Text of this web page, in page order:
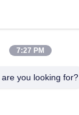
7:27 PM
you looking for?